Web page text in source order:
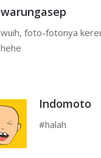
warungasep
wuih, foto-fotonya
hehe
Indomoto
#halah